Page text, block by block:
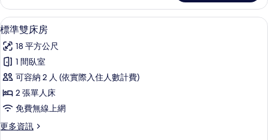
客
房,
1
加
大
雙
人
床
的
詳
情
顯
示
標
準
雙
床
的
書桌、遮光布/窗簾、隔音、熨斗/熨衣
1
標準雙床房
18 平方公尺
1 間臥室
可容納 2 人 (依實際入住人數計費)
2 張單人床
免費無線上網
更多資訊
更